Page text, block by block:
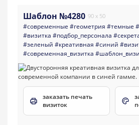
Шаблон №4280 90 x 50
#современные #геометрия #темные
#визитка #подбор_персонала
#зеленый #креативная #синий
#современная_визитка
заказать печать
визиток